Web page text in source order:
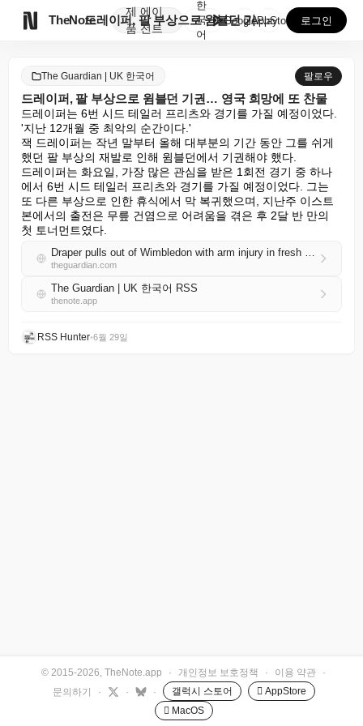
TheNote
제
품
에이
전트
드레이퍼, 팔 부상으로 윔블던 기권… 영국 희망에 또 ...
한
국
어
GooglePlay
AppStore 로그인
The Guardian | UK 한국어 팔로우
드레이퍼, 팔 부상으로 윔블던 기권… 영국 희망에 또 찬물
드레이퍼는 6번 시드 테일러 프리츠와 경기를 가질 예정이었다.
'지난 12개월 중 최악의 순간이다.'
잭 드레이퍼는 작년 말부터 올해 대부분의 기간 동안 그를 쉬게
했던 팔 부상의 재발로 인해 윔블던에서 기권해야 했다.
드레이퍼는 화요일, 가장 많은 관심을 받은 1회전 경기 중 하나
에서 6번 시드 테일러 프리츠와 경기를 가질 예정이었다. 그는
또 다른 부상으로 인한 휴식에서 막 복귀했으며, 지난주 이스트
본에서의 출전은 무릎 건염으로 어려움을 겪은 후 2달 반 만의
첫 토너먼트였다.
Draper pulls out of Wimbledon with arm injury in fresh blow to British hopes
theguardian.com
The Guardian | UK 한국어 RSS
thenote.app
RSS Hunter•6월 29일
© 2015-2026, TheNote.app · 개인정보 보호정책 · 이용 약관
·
문의하기
· · · 갤럭시 스토어
 AppStore
 MacOS